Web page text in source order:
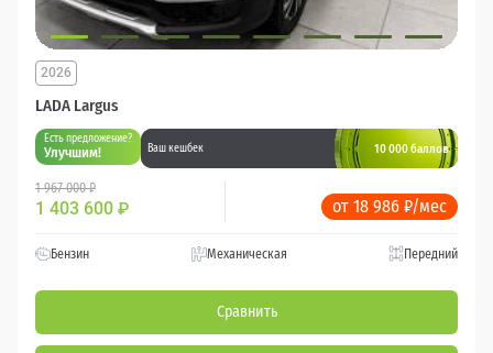
LADA Largus
2026
Есть предложение?
Улучшим! Ваш кешбек 10 000 баллов
1 967 000 ₽
1 403 600 ₽ от 18 986 ₽/мес
Бензин Механическая Передний
Сравнить